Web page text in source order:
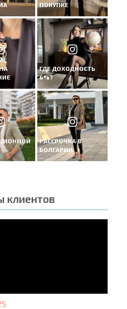
ПОКУПКЕ
ГДЕ ДОХОДНОСТЬ
6%?
РАССРОЧКА В
БОЛГАРИИ
клиентов